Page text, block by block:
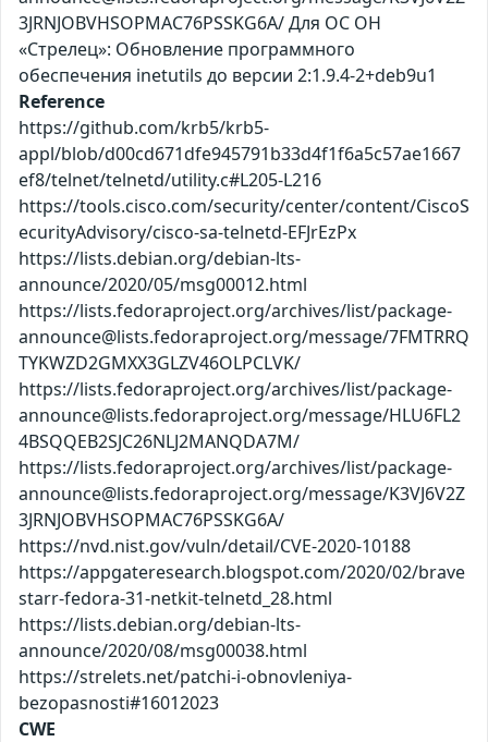
3JRNJOBVHSOPMAC76PSSKG6A/ Для ОС ОН
«Стрелец»: Обновление программного
обеспечения inetutils до версии 2:1.9.4-2+deb9u1
Reference
https://github.com/krb5/krb5-
appl/blob/d00cd671dfe945791b33d4f1f6a5c57ae1667
ef8/telnet/telnetd/utility.c#L205-L216
https://tools.cisco.com/security/center/content/CiscoS
ecurityAdvisory/cisco-sa-telnetd-EFJrEzPx
https://lists.debian.org/debian-lts-
announce/2020/05/msg00012.html
https://lists.fedoraproject.org/archives/list/package-
announce@lists.fedoraproject.org/message/7FMTRRQ
TYKWZD2GMXX3GLZV46OLPCLVK/
https://lists.fedoraproject.org/archives/list/package-
announce@lists.fedoraproject.org/message/HLU6FL2
4BSQQEB2SJC26NLJ2MANQDA7M/
https://lists.fedoraproject.org/archives/list/package-
announce@lists.fedoraproject.org/message/K3VJ6V2Z
3JRNJOBVHSOPMAC76PSSKG6A/
https://nvd.nist.gov/vuln/detail/CVE-2020-10188
https://appgateresearch.blogspot.com/2020/02/brave
starr-fedora-31-netkit-telnetd_28.html
https://lists.debian.org/debian-lts-
announce/2020/08/msg00038.html
https://strelets.net/patchi-i-obnovleniya-
bezopasnosti#16012023
CWE